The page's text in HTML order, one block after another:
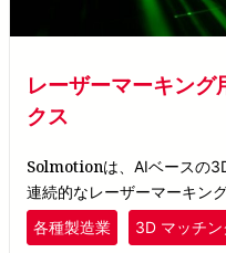
レーザーマーキング
クス
Solmotionは、AIベースの
連続的なレーザーマーキン
ツ位置決めを可能にするこ
トを識別しマーキングを行
各種製造業 3D マッチン